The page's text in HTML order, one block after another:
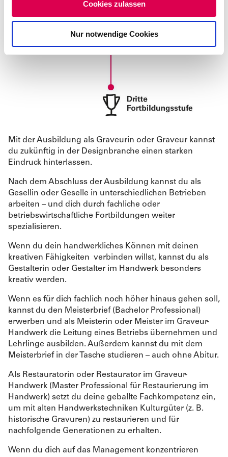
Cookies zulassen
Nur notwendige Cookies
Mit der Ausbildung als Graveurin oder Graveur kannst
du zukünftig in der Designbranche einen starken
Eindruck hinterlassen.
Nach dem Abschluss der Ausbildung kannst du als
Gesellin oder Geselle in unterschiedlichen Betrieben
arbeiten – und dich durch fachliche oder
betriebswirtschaftliche Fortbildungen weiter
spezialisieren.
Wenn du dein handwerkliches Können mit deinen
kreativen Fähigkeiten verbinden willst, kannst du als
Gestalterin oder Gestalter im Handwerk besonders
kreativ werden.
Wenn es für dich fachlich noch höher hinaus gehen soll,
kannst du den Meisterbrief (Bachelor Professional)
erwerben und als Meisterin oder Meister im Graveur-
Handwerk die Leitung eines Betriebs übernehmen und
Lehrlinge ausbilden. Außerdem kannst du mit dem
Meisterbrief in der Tasche studieren – auch ohne Abitur.
Als Restauratorin oder Restaurator im Graveur-
Handwerk (Master Professional für Restaurierung im
Handwerk) setzt du deine geballte Fachkompetenz ein,
um mit alten Handwerkstechniken Kulturgüter (z. B.
historische Gravuren) zu restaurieren und für
nachfolgende Generationen zu erhalten.
Wenn du dich auf das Management konzentrieren